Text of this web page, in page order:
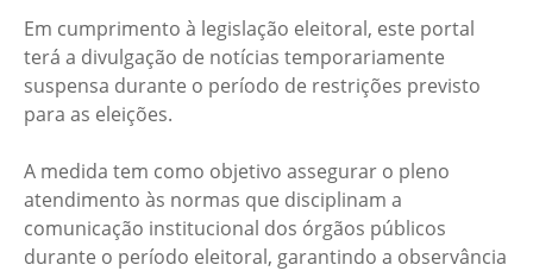
Em cumprimento à legislação eleitoral, este portal
terá a divulgação de notícias temporariamente
suspensa durante o período de restrições previsto
para as eleições.
A medida tem como objetivo assegurar o pleno
atendimento às normas que disciplinam a
comunicação institucional dos órgãos públicos
durante o período eleitoral, garantindo a observância